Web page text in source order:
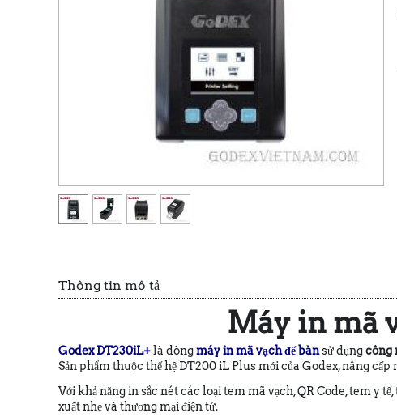
Thông tin mô tả
Máy in mã
Godex DT230iL+ là dòngmáy in mã vạch để bànsử dụngcông
Sản phẩm thuộc thế hệ DT200 iL Plus mới của Godex, nâng cấp
Với khả năng in sắc nét các loại tem mã vạch, QR Code, tem y
xuất nhẹ và thương mại điện tử.